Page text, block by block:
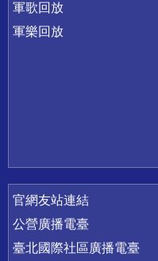
軍歌回放
軍樂回放
官網友站連結
公營廣播電臺
臺北國際社區廣播電臺